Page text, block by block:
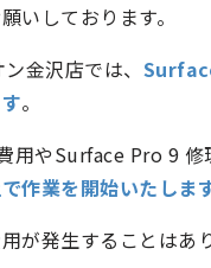
いしております。
金沢店では、
。
用やSurface Pro 9 修
作業を開始いたしま
が発生することはあ